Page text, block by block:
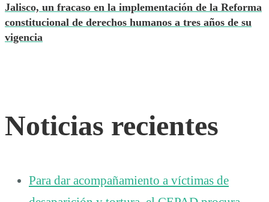
Jalisco, un fracaso en la implementación de la Reforma
constitucional de derechos humanos a tres años de su
vigencia
Noticias recientes
Para dar acompañamiento a víctimas de